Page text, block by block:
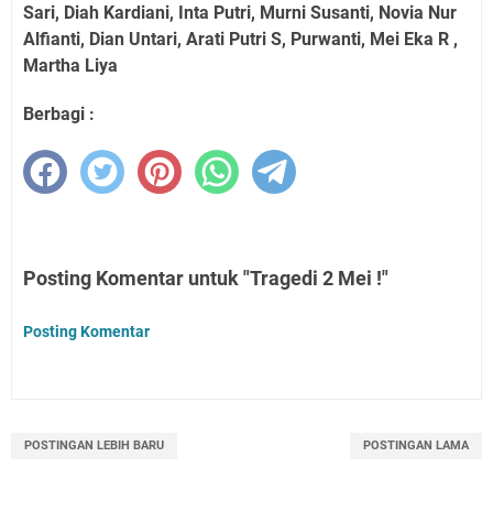
Sari, Diah Kardiani, Inta Putri, Murni Susanti, Novia Nur
Alfianti, Dian Untari, Arati Putri S, Purwanti, Mei Eka R ,
Martha Liya
Berbagi :
Posting Komentar untuk "Tragedi 2 Mei !"
Posting Komentar
POSTINGAN LEBIH BARU POSTINGAN LAMA